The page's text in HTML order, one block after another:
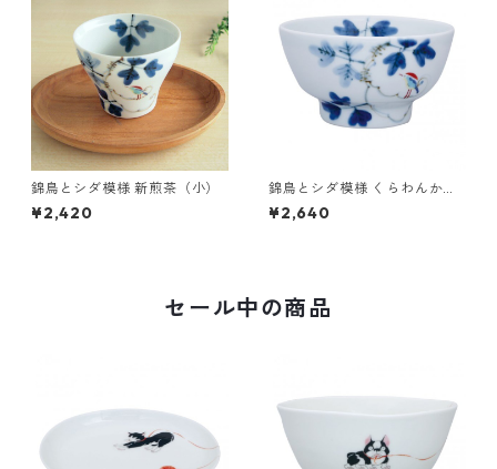
錦鳥とシダ模様 新煎茶（小）
¥2,420
錦鳥とシダ模様 くらわんか碗
（大）
¥2,640
セール中の商品